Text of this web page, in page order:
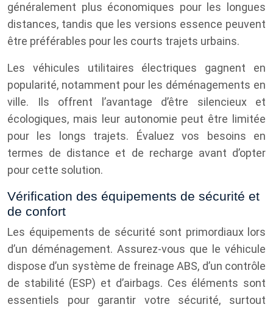
généralement plus économiques pour les longues
distances, tandis que les versions essence peuvent
être préférables pour les courts trajets urbains.
Les véhicules utilitaires électriques gagnent en
popularité, notamment pour les déménagements en
ville. Ils offrent l’avantage d’être silencieux et
écologiques, mais leur autonomie peut être limitée
pour les longs trajets. Évaluez vos besoins en
termes de distance et de recharge avant d’opter
pour cette solution.
Vérification des équipements de sécurité et
de confort
Les équipements de sécurité sont primordiaux lors
d’un déménagement. Assurez-vous que le véhicule
dispose d’un système de freinage ABS, d’un contrôle
de stabilité (ESP) et d’airbags. Ces éléments sont
essentiels pour garantir votre sécurité, surtout